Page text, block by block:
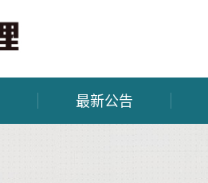
最新公告